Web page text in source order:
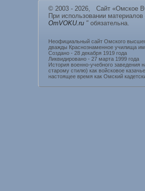
© 2003 - 2026, Сайт «Омское
При использовании
OmVOKU.ru " обязательна.
Неофициальный сайт Омского
дважды Краснознаменное училища
Создано - 28 декабря 1919 года
Ликвидировано - 27 марта 1999 года
История военно-учебного заведения
старому стилю) как войсковое
настоящее время как Омский